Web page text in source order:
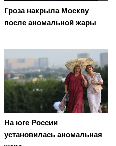
Гроза накрыла Москву
после аномальной жары
На юге России
установилась аномальная